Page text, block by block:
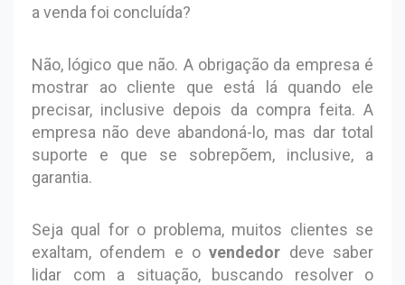
a venda foi concluída?
Não, lógico que não. A obrigação da empresa é
mostrar ao cliente que está lá quando ele
precisar, inclusive depois da compra feita. A
empresa não deve abandoná-lo, mas dar total
suporte e que se sobrepõem, inclusive, a
garantia.
Seja qual for o problema, muitos clientes se
exaltam, ofendem e ovendedor deve saber
lidar com a situação, buscando resolver o